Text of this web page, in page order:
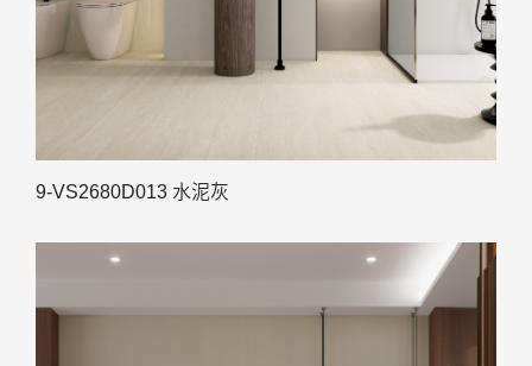
9-VS2680D013 水泥灰